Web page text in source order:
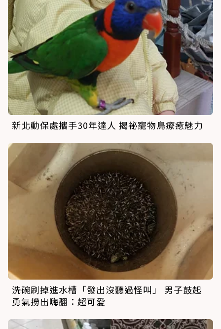
新北動保處攜手30年達人 揭祕寵物鳥療癒魅力
洗碗刷掉進水槽「發出沒聽過怪叫」 男子鼓起
勇氣撈出嗨翻：超可愛